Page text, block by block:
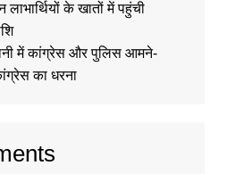
के खातों में पहुंची
में कांग्रेस और पुलिस आमने-
का धरना